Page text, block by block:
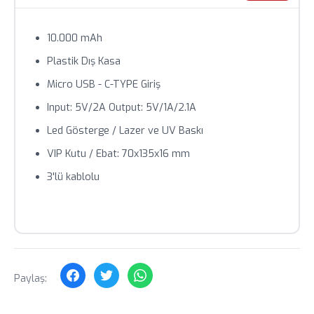
geçin.
10.000 mAh
Plastik Dış Kasa
Micro USB - C-TYPE Giriş
Input: 5V/2A Output: 5V/1A/2.1A
Led Gösterge / Lazer ve UV Baskı
VIP Kutu / Ebat: 70x135x16 mm
3'lü kablolu
Paylaş: